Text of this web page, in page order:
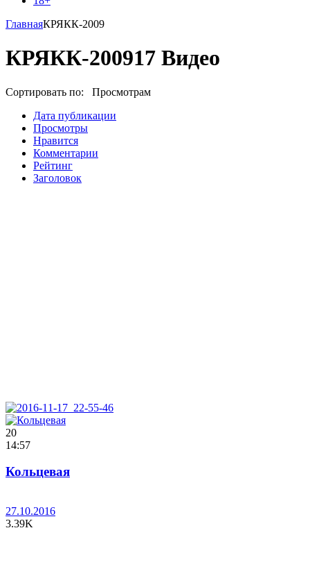
ГлавнаяКРЯКК-2009
КРЯКК-200917 Видео
Сортировать по: Просмотрам
Дата публикации
Просмотры
Нравится
Комментарии
Рейтинг
Заголовок
20
14:57
Кольцевая
27.10.2016
3.39K